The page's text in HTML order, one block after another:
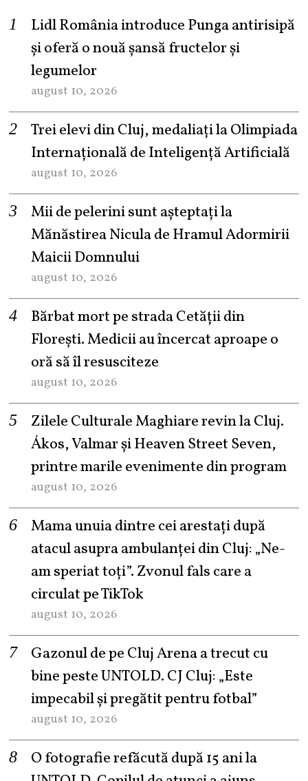
Lidl România introduce Punga antirisipă
și oferă o nouă șansă fructelor și
legumelor
august 10, 2026
Trei elevi din Cluj, medaliați la Olimpiada
Internațională de Inteligență Artificială
august 10, 2026
Mii de pelerini sunt așteptați la
Mănăstirea Nicula de Hramul Adormirii
Maicii Domnului
august 10, 2026
Bărbat mort pe strada Cetății din
Florești. Medicii au încercat aproape o
oră să îl resusciteze
august 10, 2026
Zilele Culturale Maghiare revin la Cluj.
Ákos, Valmar și Heaven Street Seven,
printre marile evenimente din program
august 10, 2026
Mama unuia dintre cei arestați după
atacul asupra ambulanței din Cluj: „Ne-
am speriat toți”. Zvonul fals care a
circulat pe TikTok
august 10, 2026
Gazonul de pe Cluj Arena a trecut cu
bine peste UNTOLD. CJ Cluj: „Este
impecabil și pregătit pentru fotbal”
august 10, 2026
O fotografie refăcută după 15 ani la